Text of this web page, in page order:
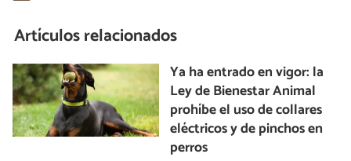
Artículos relacionados
Ya ha entrado en vigor: la
Ley de Bienestar Animal
prohíbe el uso de collares
eléctricos y de pinchos en
perros